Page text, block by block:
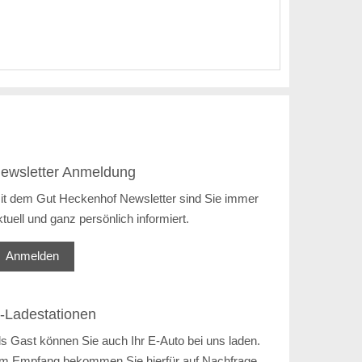
Anmeldung
dem Gut Heckenhof Newsletter sind Sie immer
und ganz persönlich informiert.
Anmelden
Ladestationen
Gast können Sie auch Ihr E-Auto bei uns laden.